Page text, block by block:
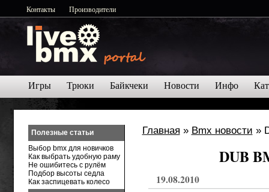
Контакты Производители
Игры Трюки Байкчеки Новости Инфо
Главная » Bmx новости »
DUB
19.08.2010
Полезные статьи
Выбор bmx для новичков
Как выбрать удобную раму
Не ошибитесь с рулём
Подбор высоты седла
Как заспицевать колесо